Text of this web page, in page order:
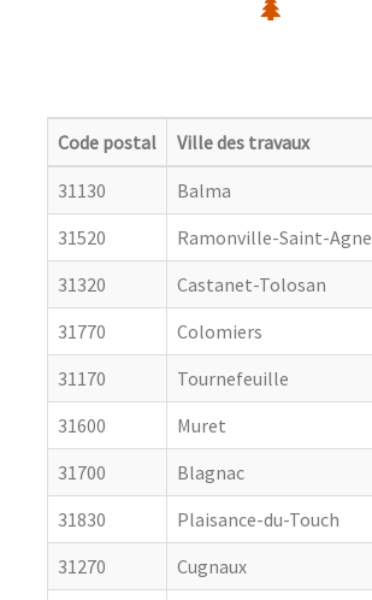
Code postal Ville des travaux
31130
Balma
31520
Ramonville-Saint-Agne
31320
Castanet-Tolosan
31770
Colomiers
31170
Tournefeuille
31600
Muret
31700
Blagnac
31830
Plaisance-du-Touch
31270
Cugnaux